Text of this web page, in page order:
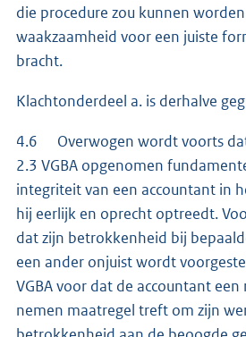
die procedure zou kunnen
waakzaamheid voor een juiste
bracht.
Klachtonderdeel a. is derhalve
4.6 Overwogen wordt voorts
2.3 VGBA opgenomen
integriteit van een accountant in
hij eerlijk en oprecht optreedt.
dat zijn betrokkenheid bij
een ander onjuist wordt
VGBA voor dat de accountant
nemen maatregel treft om zijn